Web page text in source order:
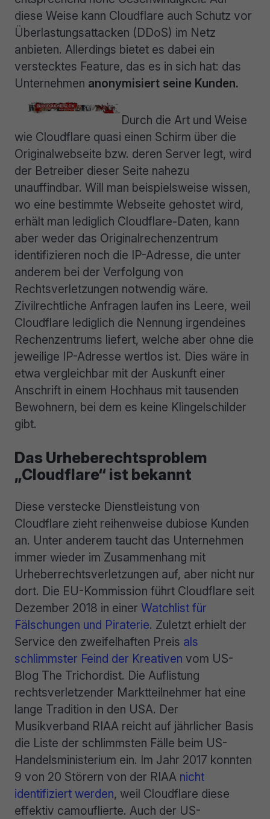
diese Weise kann Cloudflare auch Schutz vor
Überlastungsattacken (DDoS) im Netz
anbieten. Allerdings bietet es dabei ein
verstecktes Feature, das es in sich hat: das
Unternehmen anonymisiert seine Kunden.
Durch die Art und Weise
wie Cloudflare quasi einen Schirm über die
Originalwebseite bzw. deren Server legt, wird
der Betreiber dieser Seite nahezu
unauffindbar. Will man beispielsweise wissen,
wo eine bestimmte Webseite gehostet wird,
erhält man lediglich Cloudflare-Daten, kann
aber weder das Originalrechenzentrum
identifizieren noch die IP-Adresse, die unter
anderem bei der Verfolgung von
Rechtsverletzungen notwendig wäre.
Zivilrechtliche Anfragen laufen ins Leere, weil
Cloudflare lediglich die Nennung irgendeines
Rechenzentrums liefert, welche aber ohne die
jeweilige IP-Adresse wertlos ist. Dies wäre in
etwa vergleichbar mit der Auskunft einer
Anschrift in einem Hochhaus mit tausenden
Bewohnern, bei dem es keine Klingelschilder
gibt.
Das Urheberechtsproblem
„Cloudflare“ ist bekannt
Diese verstecke Dienstleistung von
Cloudflare zieht reihenweise dubiose Kunden
an. Unter anderem taucht das Unternehmen
immer wieder im Zusammenhang mit
Urheberrechtsverletzungen auf, aber nicht nur
dort. Die EU-Kommission führt Cloudflare seit
Dezember 2018 in einer Watchlist für
Fälschungen und Piraterie. Zuletzt erhielt der
Service den zweifelhaften Preis als
schlimmster Feind der Kreativen vom US-
Blog The Trichordist. Die Auflistung
rechtsverletzender Marktteilnehmer hat eine
lange Tradition in den USA. Der
Musikverband RIAA reicht auf jährlicher Basis
die Liste der schlimmsten Fälle beim US-
Handelsministerium ein. Im Jahr 2017 konnten
9 von 20 Störern von der RIAA nicht
identifiziert werden, weil Cloudflare diese
effektiv camouflierte. Auch der US-